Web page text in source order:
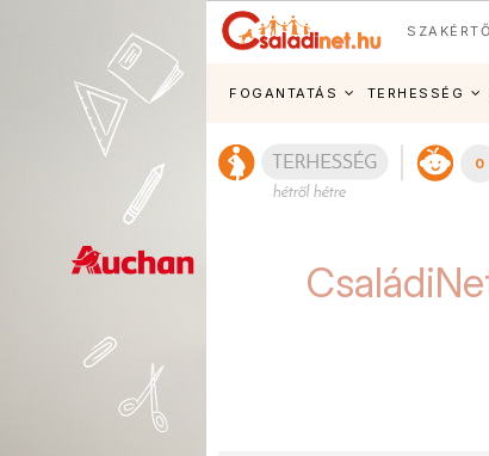
FOGANTATÁS TERHESSÉG
0